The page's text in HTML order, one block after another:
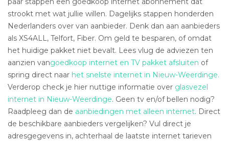
strookt met wat jullie willen. Dagelijks stappen honderden
Nederlanders over van aanbieder. Denk dan aan aanbieders
als XS4ALL, Telfort, Fiber. Om geld te besparen, of omdat
het huidige pakket niet bevalt. Lees vlug de adviezen ten
aanzien vangoedkoop internet en TV pakket afsluiten of
spring direct naar het snelste internet in Nieuw-Weerdinge.
Verderop check je hier nuttige informatie over glasvezel
internet in Nieuw-Weerdinge. Geen tv en/of bellen nodig?
Raadpleeg dan de aanbiedingen met alleen internet. Direct
de beschikbare aanbieders vergelijken? Vul direct je
adresgegevens in, achterhaal de laatste internet tarieven